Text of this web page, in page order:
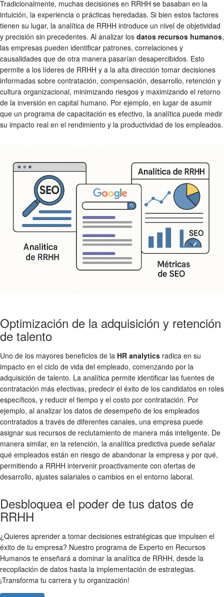
Tradicionalmente, muchas decisiones en RRHH se basaban en la
intuición, la experiencia o prácticas heredadas. Si bien estos factores
tienen su lugar, la analítica de RRHH introduce un nivel de objetividad
y precisión sin precedentes. Al analizar los datos recursos humanos,
las empresas pueden identificar patrones, correlaciones y
causalidades que de otra manera pasarían desapercibidos. Esto
permite a los líderes de RRHH y a la alta dirección tomar decisiones
informadas sobre contratación, compensación, desarrollo, retención y
cultura organizacional, minimizando riesgos y maximizando el retorno
de la inversión en capital humano. Por ejemplo, en lugar de asumir
que un programa de capacitación es efectivo, la analítica puede medir
su impacto real en el rendimiento y la productividad de los empleados.
Optimización de la adquisición y retención
de talento
Uno de los mayores beneficios de la HR analytics radica en su
impacto en el ciclo de vida del empleado, comenzando por la
adquisición de talento. La analítica permite identificar las fuentes de
contratación más efectivas, predecir el éxito de los candidatos en roles
específicos, y reducir el tiempo y el costo por contratación. Por
ejemplo, al analizar los datos de desempeño de los empleados
contratados a través de diferentes canales, una empresa puede
asignar sus recursos de reclutamiento de manera más inteligente. De
manera similar, en la retención, la analítica predictiva puede señalar
qué empleados están en riesgo de abandonar la empresa y por qué,
permitiendo a RRHH intervenir proactivamente con ofertas de
desarrollo, ajustes salariales o cambios en el entorno laboral.
Desbloquea el poder de tus datos de
RRHH
¿Quieres aprender a tomar decisiones estratégicas que impulsen el
éxito de tu empresa? Nuestro programa de Experto en Recursos
Humanos te enseñará a dominar la analítica de RRHH, desde la
recopilación de datos hasta la implementación de estrategias.
¡Transforma tu carrera y tu organización!